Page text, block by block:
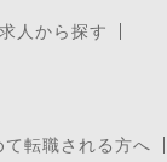
人から探す
て転職される方へ